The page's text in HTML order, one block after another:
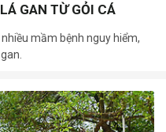
GAN TỪ GỎI CÁ
mầm bệnh nguy hiểm,